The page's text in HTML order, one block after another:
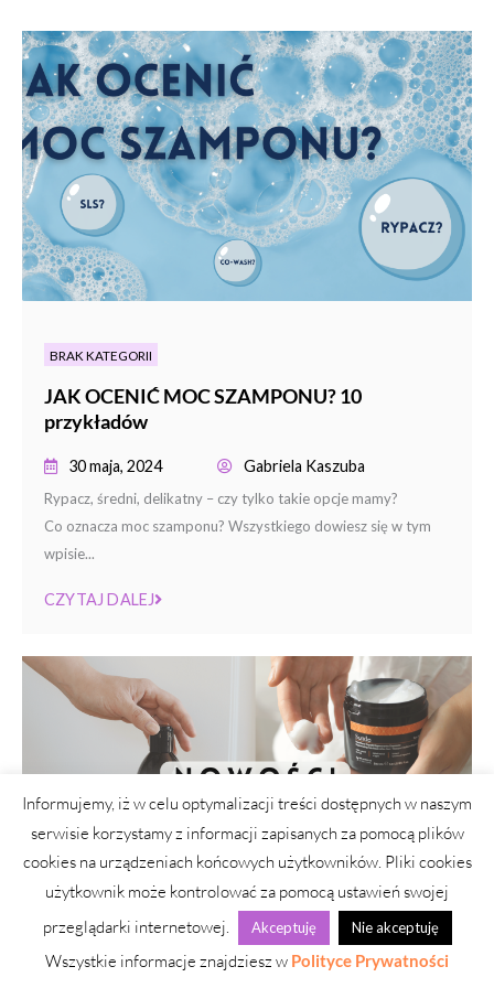
BRAK KATEGORII
JAK OCENIĆ MOC SZAMPONU? 10
przykładów
30 maja, 2024 Gabriela Kaszuba
Rypacz, średni, delikatny – czy tylko takie opcje mamy?
Co oznacza moc szamponu? Wszystkiego dowiesz się w tym
wpisie...
CZYTAJ DALEJ
Informujemy, iż w celu optymalizacji treści dostępnych w naszym
serwisie korzystamy z informacji zapisanych za pomocą plików
cookies na urządzeniach końcowych użytkowników. Pliki cookies
użytkownik może kontrolować za pomocą ustawień swojej
przeglądarki internetowej.
Akceptuję Nie akceptuję
Wszystkie informacje znajdziesz w Polityce Prywatności